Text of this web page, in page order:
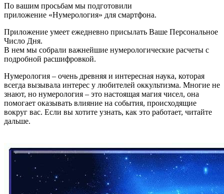
По вашим просьбам мы подготовили
приложение «Нумерология» для смартфона.
Приложение умеет ежедневно присылать Ваше Персональное
Число Дня.
В нем мы собрали важнейшие нумерологические расчеты с
подробной расшифровкой.
Нумерология – очень древняя и интересная наука, которая
всегда вызывала интерес у любителей оккультизма. Многие не
знают, но нумерология – это настоящая магия чисел, она
помогает оказывать влияние на события, происходящие
вокруг вас. Если вы хотите узнать, как это работает, читайте
дальше.